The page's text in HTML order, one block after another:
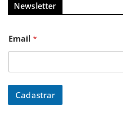
Newsletter
Email *
Cadastrar